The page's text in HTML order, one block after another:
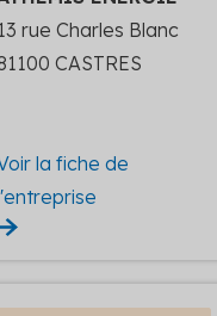
13 rue Charles Blanc
CASTRES
la fiche de